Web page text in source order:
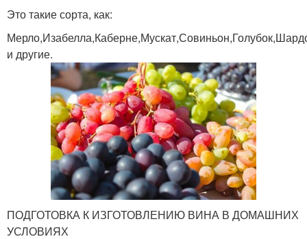
Это такие сорта, как:
и другие.
ПОДГОТОВКА К ИЗГОТОВЛЕНИЮ ВИНА В ДОМАШНИХ
УСЛОВИЯХ